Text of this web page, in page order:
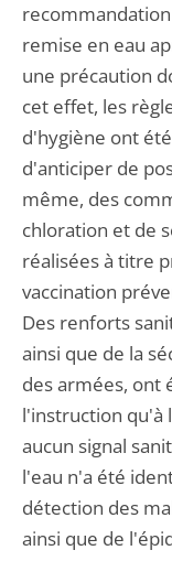
remise en eau
une précaution
cet effet, les
d'hygiène ont
d'anticiper de
même, des
chloration et de
réalisées à titre
vaccination
Des renforts
ainsi que de la
des armées, ont
l'instruction qu'à
aucun signal
l'eau n'a été
détection des
ainsi que de